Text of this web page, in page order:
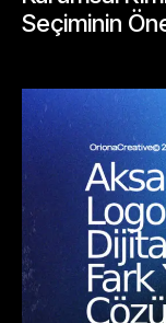
Seçiminin